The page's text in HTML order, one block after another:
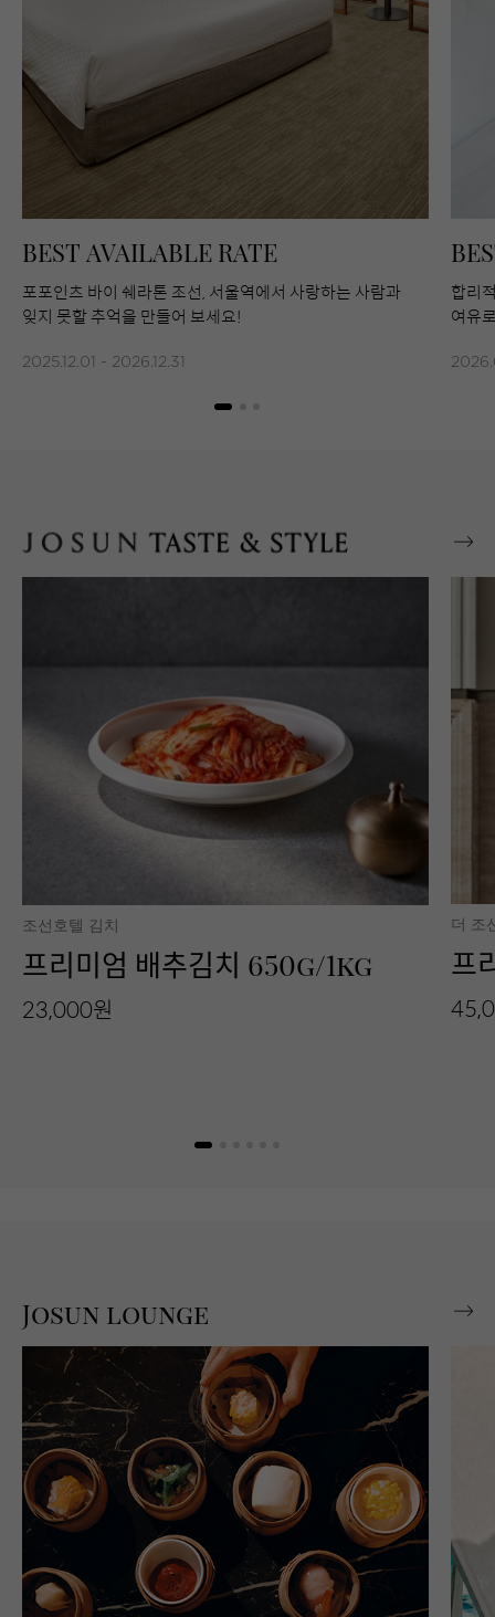
BEST AVAILABLE RATE
포포인츠 바이 쉐라톤 조선, 서울역에서 사랑하는 사람과
잊지 못할 추억을 만들어 보세요!
2025.12.01 - 2026.12.31
합리
여유
조선호텔 김치
프리미엄 배추김치 650g/1kg
23,000원
더 조
프
Josun lounge